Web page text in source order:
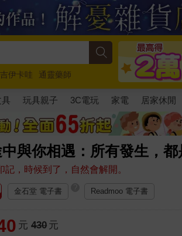
吉伊卡哇
通靈藥師
慢跑
玩具親子 3C電玩 家電 居家休閒
中與你相遇：所有發生，
記，時候到了，自然會解開。
金石堂 電子書 Readmoo 電子書
元 430 元